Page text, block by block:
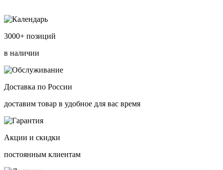
3000+ позиций
в наличии
Доставка по России
доставим товар в удобное для вас время
Акции и скидки
постоянным клиентам